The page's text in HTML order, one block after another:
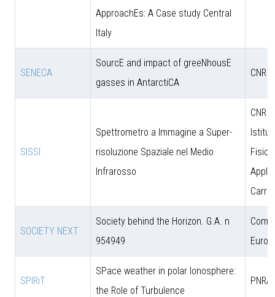
ApproachEs: A Case study Central
Italy
SENECA
SourcE and impact of greeNhousE
gasses in AntarctiCA
CNR
SISSI
Spettrometro a Immagine a Super-
risoluzione Spaziale nel Medio
Infrarosso
CNR -
Fisica
SOCIETY NEXT
Society behind the Horizon. G.A. n
954949
SPIRiT
SPace weather in polar Ionosphere:
the Role of Turbulence
PNRA